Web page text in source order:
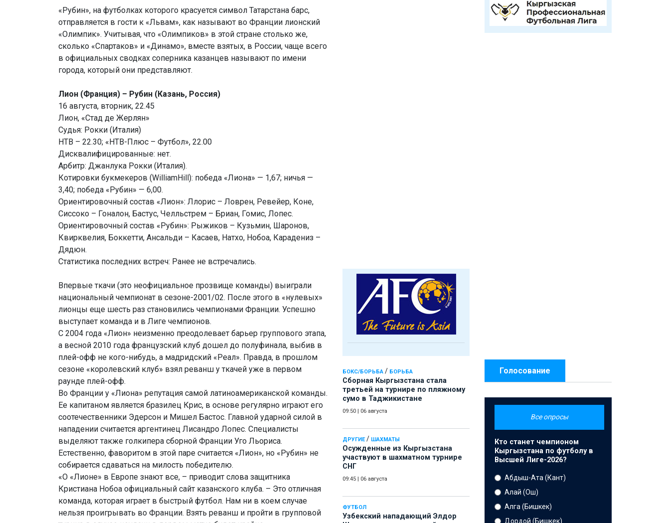
БОКС/БОРЬБА / БОРЬБА
Сборная Кыргызстана стала
третьей на турнире по пляжному
сумо в Таджикистане
09:50 06 августа
ДРУГИЕ/ ШАХМАТЫ
Осужденные из Кыргызстана
участвуют в шахматном турнире
СНГ
09:45 06 августа
ФУТБОЛ
Узбекский нападающий Элдор
«Рубин», на футболках которого красуется символ Татарстана барс,
отправляется в гости к «Львам», как называют во Франции лионский
«Олимпик». Учитывая, что «Олимпиков» в этой стране столько же,
сколько «Спартаков» и «Динамо», вместе взятых, в России, чаще всего
в официальных сводках соперника казанцев называют по имени
города, который они представляют.
Лион (Франция) – Рубин (Казань, Россия)
16 августа, вторник, 22.45
Лион, «Стад де Жерлян»
Судья: Рокки (Италия)
НТВ – 22.30; «НТВ-Плюс – Футбол», 22.00
Дисквалифицированные: нет.
Арбитр: Джанлука Рокки (Италия).
Котировки букмекеров (WilliamHill): победа «Лиона» — 1,67; ничья —
3,40; победа «Рубин» — 6,00.
Ориентировочный состав «Лион»: Ллорис – Ловрен, Ревейер, Коне,
Сиссоко – Гоналон, Бастус, Челльстрем – Бриан, Гомис, Лопес.
Ориентировочный состав «Рубин»: Рыжиков – Кузьмин, Шаронов,
Квирквелия, Боккетти, Ансальди – Касаев, Натхо, Нобоа, Карадениз –
Дядюн.
Статистика последних встреч: Ранее не встречались.
Впервые ткачи (это неофициальное прозвище команды) выиграли
национальный чемпионат в сезоне-2001/02. После этого в «нулевых»
лионцы еще шесть раз становились чемпионами Франции. Успешно
выступает команда и в Лиге чемпионов.
С 2004 года «Лион» неизменно преодолевает барьер группового этапа,
а весной 2010 года французский клуб дошел до полуфинала, выбив в
плей-офф не кого-нибудь, а мадридский «Реал». Правда, в прошлом
сезоне «королевский клуб» взял реванш у ткачей уже в первом
раунде плей-офф.
Во Франции у «Лиона» репутация самой латиноамериканской команды.
Ее капитаном является бразилец Крис, в основе регулярно играют его
соотечественники Эдерсон и Мишел Бастос. Главной ударной силой в
нападении считается аргентинец Лисандро Лопес. Специалисты
выделяют также голкипера сборной Франции Уго Льориса.
Естественно, фаворитом в этой паре считается «Лион», но «Рубин» не
собирается сдаваться на милость победителю.
«О «Лионе» в Европе знают все, – приводит слова защитника
Кристиана Нобоа официальный сайт казанского клуба. – Это отличная
команда, которая играет в быстрый футбол. Нам ни в коем случае
нельзя проигрывать во Франции. Взять реванш и пройти в групповой
Голосование
Все опросы
Кто станет чемпионом
Кыргызстана по футболу в
Высшей Лиге-2026?
Абдыш-Ата (Кант)
Алай (Ош)
Алга (Бишкек)
Дордой (Бишкек)